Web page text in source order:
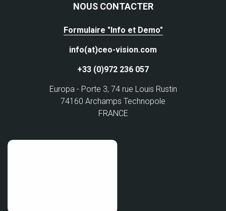
NOUS CONTACTER
Formulaire "Info et Demo"
info(at)ceo-vision.com
+33 (0)972 236 057
Europa - Porte 3, 74 rue Louis Rustin
74160 Archamps Technopole
FRANCE